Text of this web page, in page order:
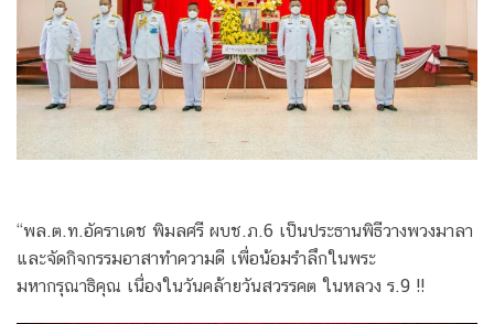
“พล.ต.ท.อัคราเดช พิมลศรี ผบช.ภ.6 เป็นประธานพิธีวางพวงมาลา
และจัดกิจกรรมอาสาทำความดี เพื่อน้อมรำลึกในพระ
มหากรุณาธิคุณ เนื่องในวันคล้ายวันสวรรคต ในหลวง ร.9 !!